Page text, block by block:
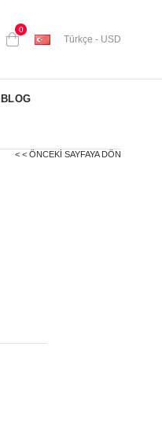
0
Türkçe - USD
BLOG
< < ÖNCEKI SAYFAYA DÖN